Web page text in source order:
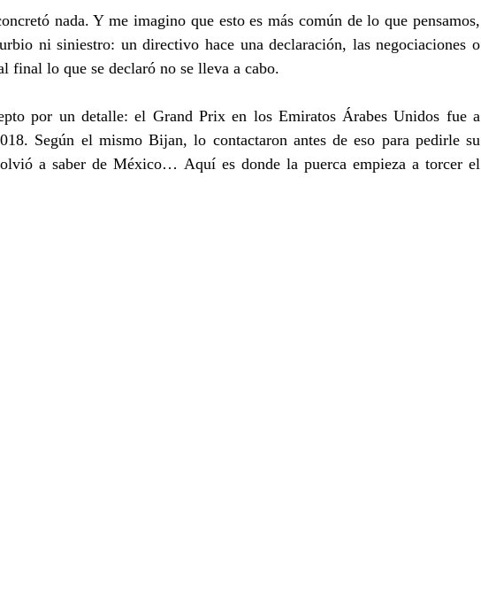
nada. Y me imagino que esto es más común de lo que pensamos,
ni siniestro: un directivo hace una declaración, las negociaciones o
final lo que se declaró no se lleva a cabo.
por un detalle: el Grand Prix en los Emiratos Árabes Unidos fue a
Según el mismo Bijan, lo contactaron antes de eso para pedirle su
a saber de México… Aquí es donde la puerca empieza a torcer el